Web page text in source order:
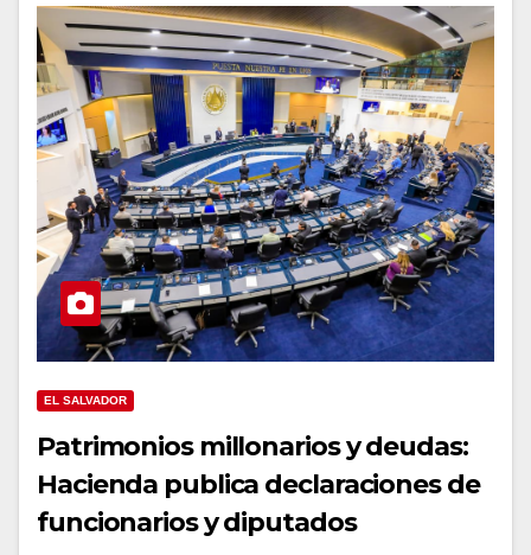
EL SALVADOR
Patrimonios millonarios y deudas:
Hacienda publica declaraciones de
funcionarios y diputados